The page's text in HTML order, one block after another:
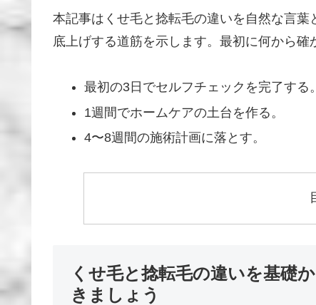
本記事はくせ毛と捻転毛の違いを自然な言
底上げする道筋を示します。最初に何から
最初の3日でセルフチェックを完了する。
1週間でホームケアの土台を作る。
4〜8週間の施術計画に落とす。
くせ毛と捻転毛の違いを基礎
きましょう